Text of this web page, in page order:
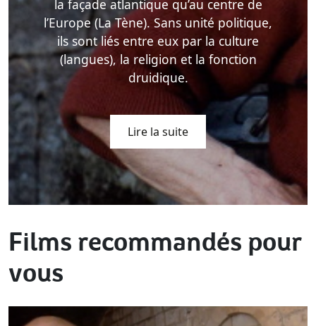
la façade atlantique qu’au centre de
l’Europe (La Tène). Sans unité politique,
ils sont liés entre eux par la culture
(langues), la religion et la fonction
druidique.
Lire la suite
Films recommandés pour
vous